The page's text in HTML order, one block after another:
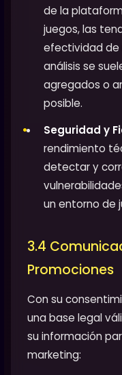
de la
juegos, las
efectividad de
análisis se
agregados o
posible.
Seguridad y
rendimiento
detectar y
un entorno de
3.4
Promociones
Con su
una base legal
su información
marketing: